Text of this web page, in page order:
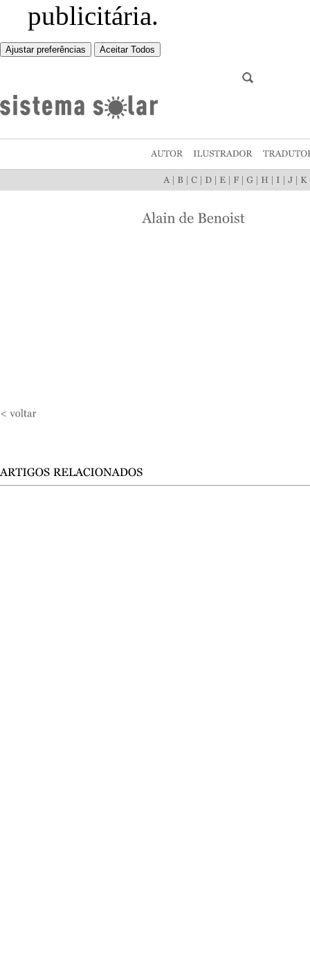
publicitária.
Ajustar preferências Aceitar Todos